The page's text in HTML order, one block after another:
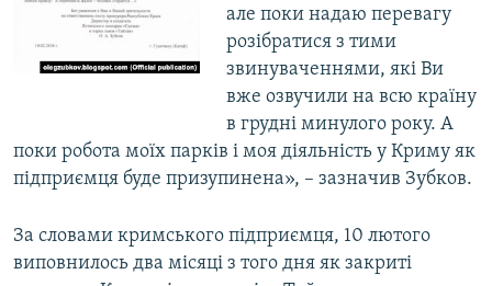
але поки надаю перевагу
розібратися з тими
звинуваченнями, які Ви
вже озвучили на всю країну
в грудні минулого року. А
поки робота моїх парків і моя діяльність у Криму як
підприємця буде призупинена», – зазначив Зубков.
За словами кримського підприємця, 10 лютого
виповнилось два місяці з того дня як закриті